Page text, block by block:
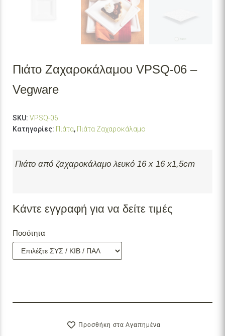
Πιάτο Ζαχαροκάλαμου VPSQ-06 –
Vegware
SKU: VPSQ-06
Κατηγορίες: Πιάτα, Πιάτα Ζαχαροκάλαμο
Πιάτο από ζαχαροκάλαμο λευκό 16 x 16 x1,5cm
Κάντε εγγραφή για να δείτε τιμές
Ποσότητα
Προσθήκη στα Αγαπημένα